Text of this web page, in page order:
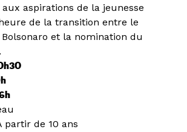
aspirations de la jeunesse
de la transition entre le
et la nomination du
partir de 10 ans